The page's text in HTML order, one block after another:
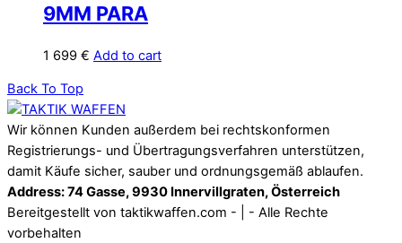
9MM PARA
1 699 € Add to cart
Back To Top
Wir können Kunden außerdem bei rechtskonformen
Registrierungs- und Übertragungsverfahren unterstützen,
damit Käufe sicher, sauber und ordnungsgemäß ablaufen.
Address: 74 Gasse, 9930 Innervillgraten, Österreich
Bereitgestellt von taktikwaffen.com - | - Alle Rechte
vorbehalten